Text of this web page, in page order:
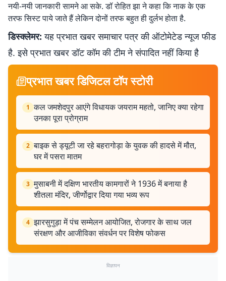
नयी-नयी जानकारी सामने आ सके. डॉ रोहित झा ने कहा कि नाक के एक
तरफ सिस्ट पाये जाते हैं लेकिन दोनों तरफ बहुत ही दुर्लभ होता है.
डिस्क्लेमर: यह प्रभात खबर समाचार पत्र की ऑटोमेटेड न्यूज फीड
है. इसे प्रभात खबर डॉट कॉम की टीम ने संपादित नहीं किया है
प्रभात खबर डिजिटल टॉप स्टोरी
1 कल जमशेदपुर आएंगे विधायक जयराम महतो, जानिए क्या रहेगा
उनका पूरा प्रोग्राम
2 बाइक से ड्यूटी जा रहे बहरागोड़ा के युवक की हादसे में मौत,
घर में पसरा मातम
3 मुसाबनी में दक्षिण भारतीय कामगारों ने 1936 में बनाया है
शीतला मंदिर, जीर्णोद्वार दिया गया भव्य रूप
4 झारसुगुड़ा में पंच सम्मेलन आयोजित, रोजगार के साथ जल
संरक्षण और आजीविका संवर्धन पर विशेष फोकस
विज्ञापन